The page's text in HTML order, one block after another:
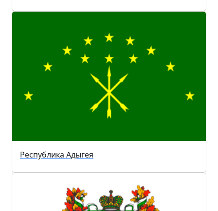
Республика Адыгея